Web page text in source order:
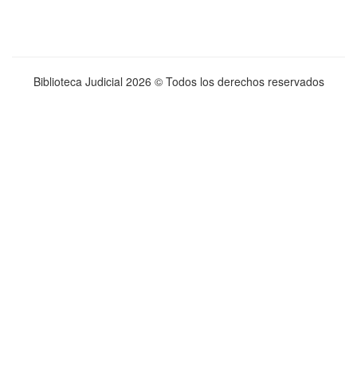
Biblioteca Judicial 2026 © Todos los derechos reservados